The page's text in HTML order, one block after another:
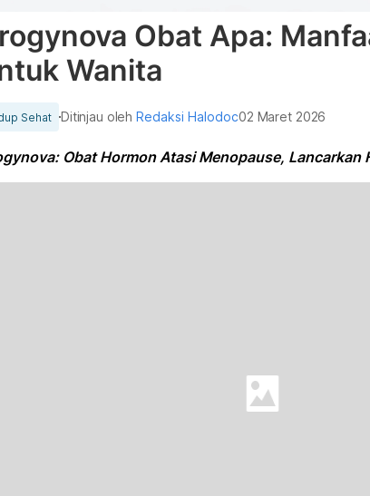
Obat Apa:
Wanita
Sehat Ditinjau olehRedaksi Halodoc02 Maret 2026
Obat Hormon Atasi Menopause, Lancarkan